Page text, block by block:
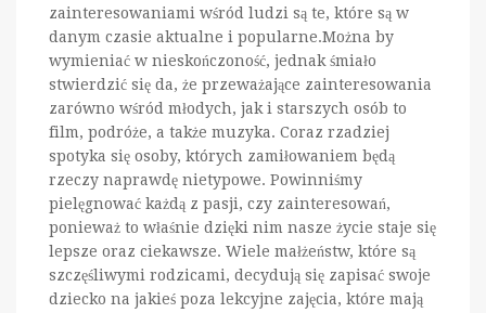
zainteresowaniami wśród ludzi są te, które są w
danym czasie aktualne i popularne.Można by
wymieniać w nieskończoność, jednak śmiało
stwierdzić się da, że przeważające zainteresowania
zarówno wśród młodych, jak i starszych osób to
film, podróże, a także muzyka. Coraz rzadziej
spotyka się osoby, których zamiłowaniem będą
rzeczy naprawdę nietypowe. Powinniśmy
pielęgnować każdą z pasji, czy zainteresowań,
ponieważ to właśnie dzięki nim nasze życie staje się
lepsze oraz ciekawsze. Wiele małżeństw, które są
szczęśliwymi rodzicami, decydują się zapisać swoje
dziecko na jakieś poza lekcyjne zajęcia, które mają